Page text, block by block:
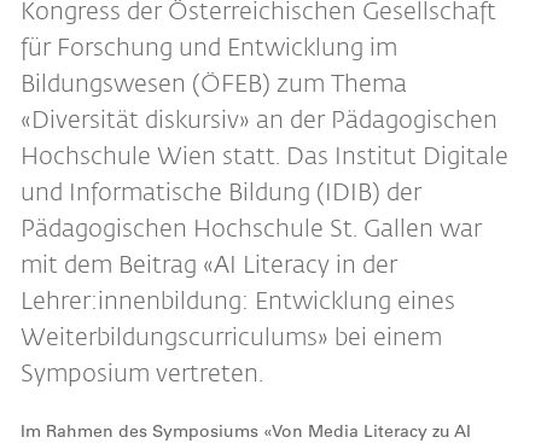
Kongress der Österreichischen Gesellschaft
für Forschung und Entwicklung im
Bildungswesen (ÖFEB) zum Thema
«Diversität diskursiv» an der Pädagogischen
Hochschule Wien statt. Das Institut Digitale
und Informatische Bildung (IDIB) der
Pädagogischen Hochschule St. Gallen war
mit dem Beitrag «AI Literacy in der
Lehrer:innenbildung: Entwicklung eines
Weiterbildungscurriculums» bei einem
Symposium vertreten.
Im Rahmen des Symposiums «Von Media Literacy zu AI